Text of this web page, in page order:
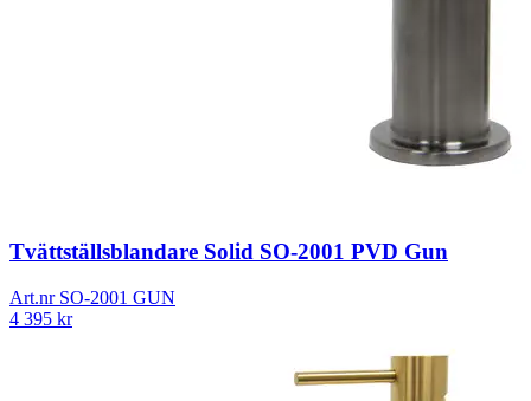
Tvättställsblandare Solid SO-2001 PVD Gun
Art.nr SO-2001 GUN
4 395 kr